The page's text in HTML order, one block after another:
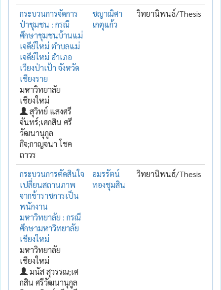
กระบวนการจัดการ
ป่าชุมชน : กรณี
ศึกษาชุมชนบ้านแม่
เจดีย์ใหม่ ตำบลแม่
เจดีย์ใหม่ อำเภอ
เวียงป่าเป้า จังหวัด
เชียงราย
มหาวิทยาลัย
เชียงใหม่
สุวิทย์ แสงศรี
จันทร์;เศกสิน ศรี
วัฒนานุกูล
กิจ;กาญจนา โชค
ถาวร
ชญาณิศา
เกตุแก้ว
วิทยานิพนธ์/Thesis
กระบวนการตัดสินใจ
เปลี่ยนสถานภาพ
จากข้าราชการเป็น
พนักงาน
มหาวิทยาลัย : กรณี
ศึกษามหาวิทยาลัย
เชียงใหม่
มหาวิทยาลัย
เชียงใหม่
มนัส สุวรรณ;เศ
กสิน ศรีวัฒนานุกูล
อมรรัตน์
ทองชุมสิน
วิทยานิพนธ์/Thesis